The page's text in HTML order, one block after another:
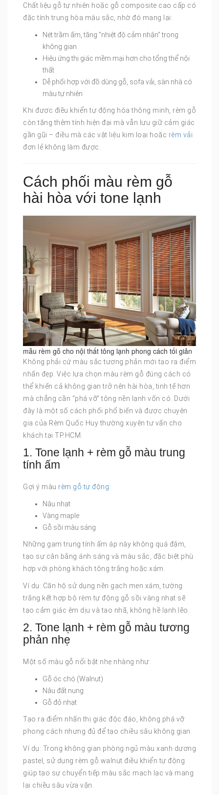
Chất liệu gỗ tự nhiên hoặc gỗ composite cao cấp có
đặc tính trung hòa màu sắc, nhờ đó mang lại:
Nét trầm ấm, tăng “nhiệt độ cảm nhận” trong
không gian
Hiệu ứng thị giác mềm mại hơn cho tổng thể nội
thất
Dễ phối hợp với đồ dùng gỗ, sofa vải, sàn nhà có
màu tự nhiên
Khi được điều khiển tự động hóa thông minh, rèm gỗ
còn tăng thêm tính hiện đại mà vẫn lưu giữ cảm giác
gần gũi – điều mà các vật liệu kim loại hoặc rèm vải
đơn lẻ không làm được.
Cách phối màu rèm gỗ
hài hòa với tone lạnh
mẫu rèm gỗ cho nội thất tông lạnh phong cách tối giản
Không phải cứ màu sắc tương phản mới tạo ra điểm
nhấn đẹp. Việc lựa chọn màu rèm gỗ đúng cách có
thể khiến cả không gian trở nên hài hòa, tinh tế hơn
mà chẳng cần “phá vỡ” tông nền lạnh vốn có. Dưới
đây là một số cách phối phổ biến và được chuyên
gia của Rèm Quốc Huy thường xuyên tư vấn cho
khách tại TP.HCM.
1. Tone lạnh + rèm gỗ màu trung
tính ấm
Gợi ý màu rèm gỗ tự động:
Nâu nhạt
Vàng maple
Gỗ sồi màu sáng
Những gam trung tính ấm áp này không quá đậm,
tạo sự cân bằng ánh sáng và màu sắc, đặc biệt phù
hợp với phòng khách tông trắng hoặc xám.
Ví dụ: Căn hộ sử dụng nền gạch men xám, tường
trắng kết hợp bộ rèm tự động gỗ sồi vàng nhạt sẽ
tạo cảm giác êm dịu và tao nhã, không hề lạnh lẽo.
2. Tone lạnh + rèm gỗ màu tương
phản nhẹ
Một số màu gỗ nổi bật nhẹ nhàng như:
Gỗ óc chó (Walnut)
Nâu đất nung
Gỗ đỏ nhạt
Tạo ra điểm nhấn thị giác độc đáo, không phá vỡ
phong cách nhưng đủ để tạo chiều sâu không gian.
Ví dụ: Trong không gian phòng ngủ màu xanh dương
pastel, sử dụng rèm gỗ walnut điều khiển tự động
giúp tạo sự chuyển tiếp màu sắc mạch lạc và mang
lại chiều sâu vừa vặn.